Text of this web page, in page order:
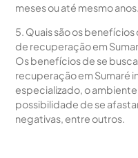
meses ou até mesmo anos.
5. Quais são os
de recuperação em
Os benefícios de se
recuperação em Sumaré
especializado, o
possibilidade de se
negativas, entre outros.